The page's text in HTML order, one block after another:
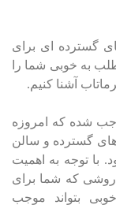
گسترده ای برای
به خوبی شما را
آشنا کنیم.
شده که امروزه
گسترده و سالن
با توجه به اهمیت
که شما برای
بتواند موجب